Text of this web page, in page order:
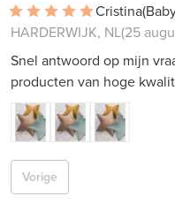
Cristina
HARDERWIJK, NL(25
Snel antwoord op mijn
producten van hoge
Vorige